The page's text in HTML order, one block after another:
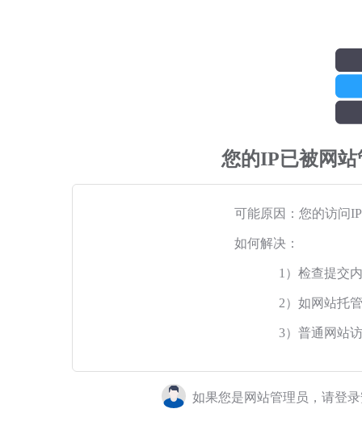
您的IP已被网
可能原因：您的访问
如何解决：
1）检查提交
2）如网站托
3）普通网站
如果您是网站管理员，请登